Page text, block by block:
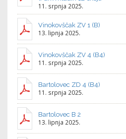
11. srpnja 2025.
Vinokovščak ZV 1 (B)
13. lipnja 2025.
Vinokovščak ZV 4 (B4)
11. srpnja 2025.
Bartolovec ZD 4 (B4)
11. srpnja 2025.
Bartolovec B 2
13. lipnja 2025.